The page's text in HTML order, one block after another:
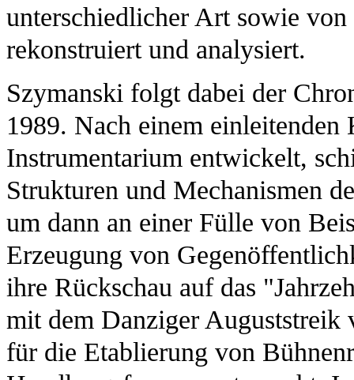
unterschiedlicher Art sowie
rekonstruiert und analysiert.
Szymanski folgt dabei der
1989. Nach einem
Instrumentarium entwickelt,
Strukturen und Mechanismen
um dann an einer Fülle von
Erzeugung von
ihre Rückschau auf das
mit dem Danziger Auguststreik
für die Etablierung von